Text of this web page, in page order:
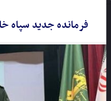
فرمانده جدید